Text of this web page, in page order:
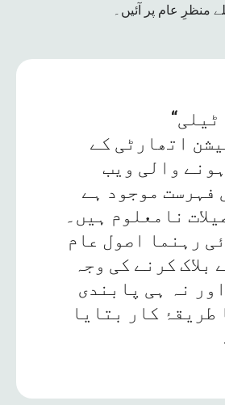
منظرِ عام پر آئیں۔
“پاکستان ٹیلی
اتھارٹی کے
ہونے والی ویب
فہرست موجود ہے
نامعلوم ہیں۔
رہنما اصول عام
بلاک کرنے کی وجہ
نہ ہی پابندی
طریقۂ کار بتایا